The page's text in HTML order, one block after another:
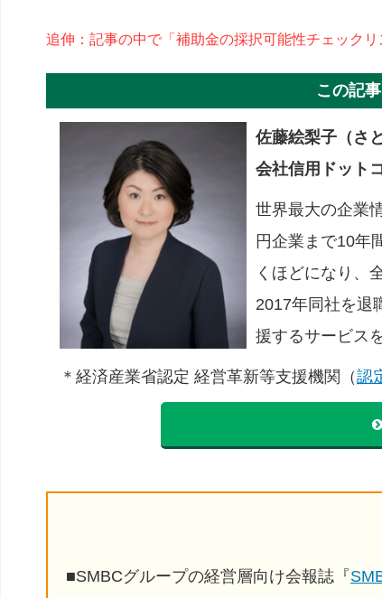
追伸：記事の中で「補助金の採択可能性チェックリ
この記
佐藤絵梨子（さ
会社信用ドット
世界最大の企業
円企業まで10年
くほどになり、
2017年同社を退
援するサービス
＊経済産業省認定 経営革新等支援機関（認
■SMBCグループの経営層向け会報誌『